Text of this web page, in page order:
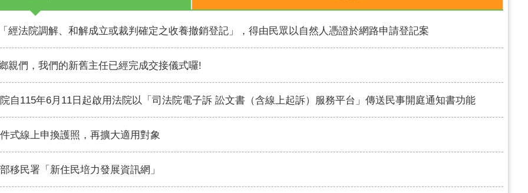
經法院調解、和解成立或裁判確定之收養撤銷登記」，得由民眾以自然人憑證於網路申請登記案
親們，我們的新舊主任已經完成交接儀式囉!
自115年6月11日起啟用法院以「司法院電子訴 訟文書（含線上起訴）服務平台」傳送民事開庭通知書功能
式線上申換護照，再擴大適用對象
移民署「新住民培力發展資訊網」